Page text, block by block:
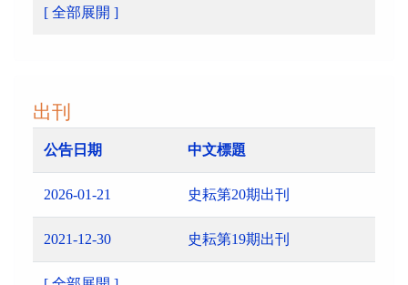
[ 全部展開 ]
出刊
公告日期 中文標題
2026-01-21 史耘第20期出刊
2021-12-30 史耘第19期出刊